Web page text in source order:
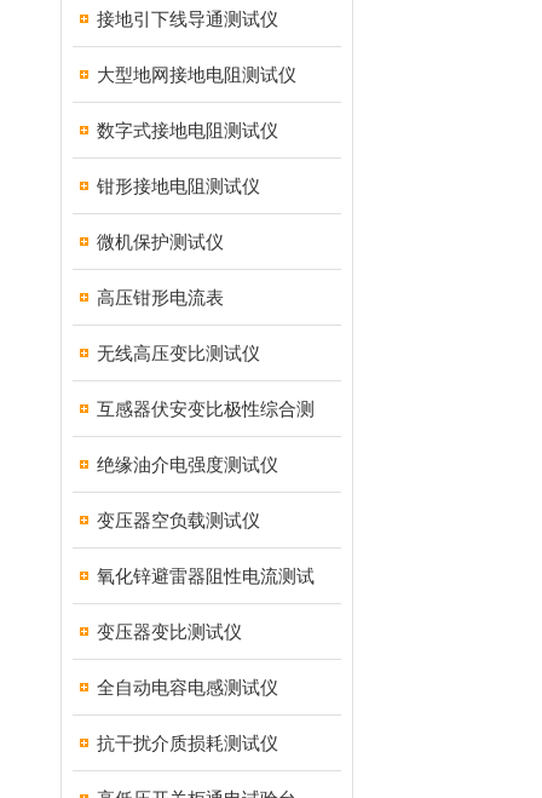
接地引下线导通测试仪
大型地网接地电阻测试仪
数字式接地电阻测试仪
钳形接地电阻测试仪
微机保护测试仪
高压钳形电流表
无线高压变比测试仪
互感器伏安变比极性综合测
绝缘油介电强度测试仪
变压器空负载测试仪
氧化锌避雷器阻性电流测试
变压器变比测试仪
全自动电容电感测试仪
抗干扰介质损耗测试仪